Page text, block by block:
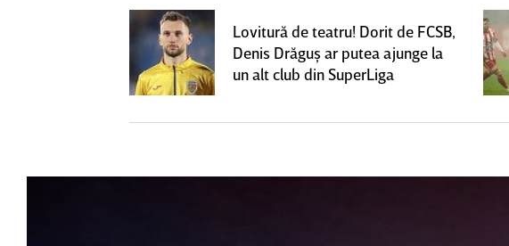
Lovitură de teatru! Dorit de FCSB,
Denis Drăguş ar putea ajunge la
un alt club din SuperLiga